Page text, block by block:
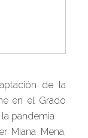
de la
en el Grado
pandemia
Miana Mena,